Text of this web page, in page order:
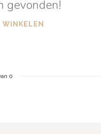
gevonden!
WINKELEN
0